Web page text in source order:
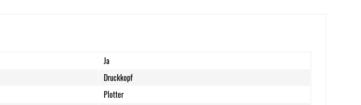
Ja
Druckkopf
Plotter